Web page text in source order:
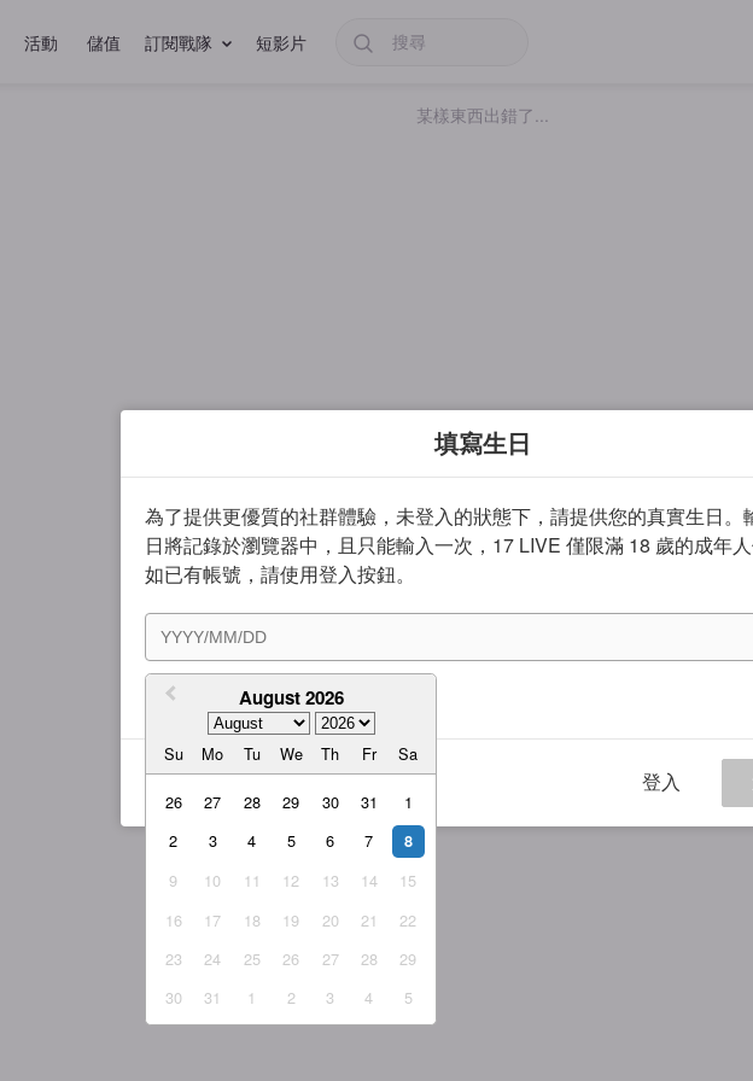
活動 儲值 訂閱戰隊 短影片
某樣東西出錯了...
填寫生日
為了提供更優質的社群體驗，未登入的狀態下，請提供您的真實生日。
日將記錄於瀏覽器中，且只能輸入一次，17 LIVE 僅限滿 18 歲的成年人
如已有帳號，請使用登入按鈕。
August 2026
Su Mo Tu We Th Fr Sa
26 27 28 29 30 31
1
2
3 4 5 6 7 8
9 10 11 12 13 14
15
16
17 18 19 20 21
22
23
24 25 26 27 28
29
30
31 1 2 3 4 5
我同意 服務條款與隱私權政策
登入